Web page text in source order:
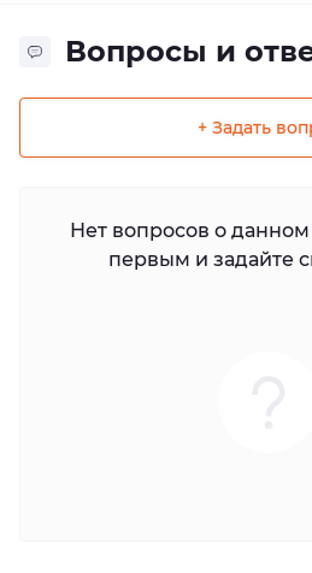
Вопросы и
+ Задать
Нет вопросов о данном
первым и задайте